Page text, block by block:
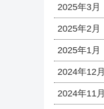
2025年3月
2025年2月
2025年1月
2024年12月
2024年11月